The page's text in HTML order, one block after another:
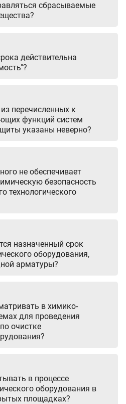
сбрасываемые
действительна
перечисленных к
функций систем
указаны неверно?
не обеспечивает
безопасность
технологического
назначенный срок
оборудования,
арматуры?
в химико-
для проведения
очистке
в процессе
оборудования в
площадках?